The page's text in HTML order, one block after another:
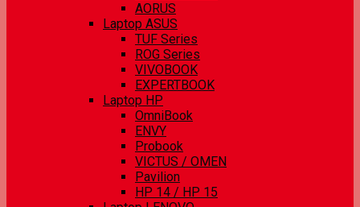
AORUS
Laptop ASUS
TUF Series
ROG Series
VIVOBOOK
EXPERTBOOK
Laptop HP
OmniBook
ENVY
Probook
VICTUS / OMEN
Pavilion
HP 14 / HP 15